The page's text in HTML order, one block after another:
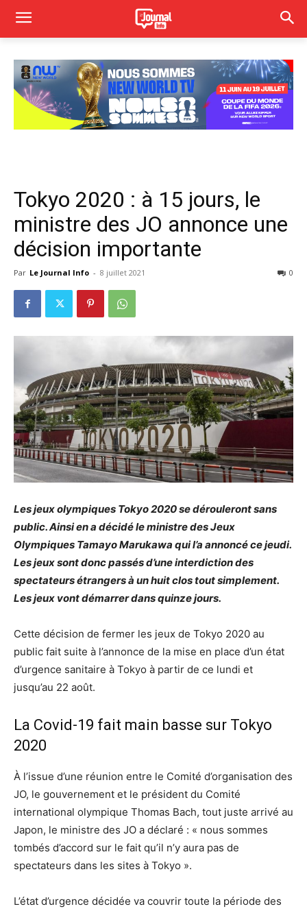
Tokyo 2020 : à 15 jours, le
ministre des JO annonce une
décision importante
Par Le Journal Info - 8 juillet 2021 0
Les jeux olympiques Tokyo 2020 se dérouleront sans
public. Ainsi en a décidé le ministre des Jeux
Olympiques Tamayo Marukawa qui l’a annoncé ce jeudi.
Les jeux sont donc passés d’une interdiction des
spectateurs étrangers à un huit clos tout simplement.
Les jeux vont démarrer dans quinze jours.
Cette décision de fermer les jeux de Tokyo 2020 au
public fait suite à l’annonce de la mise en place d’un état
d’urgence sanitaire à Tokyo à partir de ce lundi et
jusqu’au 22 août.
La Covid-19 fait main basse sur Tokyo
2020
À l’issue d’une réunion entre le Comité d’organisation des
JO, le gouvernement et le président du Comité
international olympique Thomas Bach, tout juste arrivé au
Japon, le ministre des JO a déclaré : « nous sommes
tombés d’accord sur le fait qu’il n’y aura pas de
spectateurs dans les sites à Tokyo ».
L’état d’urgence décidée va couvrir toute la période des